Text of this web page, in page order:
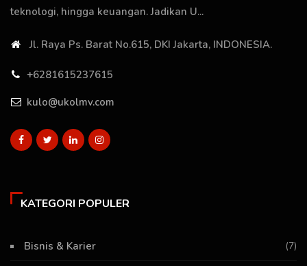
teknologi, hingga keuangan. Jadikan U...
Jl. Raya Ps. Barat No.615, DKI Jakarta, INDONESIA.
+6281615237615
kulo@ukolmv.com
KATEGORI POPULER
Bisnis & Karier (7)